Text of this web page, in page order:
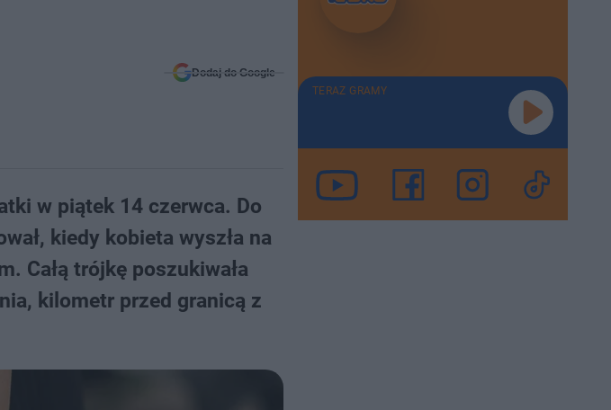
Dodaj do Google
w piątek 14 czerwca. Do
kiedy kobieta wyszła na
Całą trójkę poszukiwała
kilometr przed granicą z
TERAZ GRAMY